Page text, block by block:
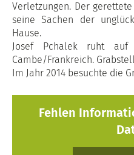
Verletzungen. Der
seine Sachen der
Hause.
Josef Pchalek ruht auf
Cambe/Frankreich.
Im Jahr 2014 besuchte die
Fehlen